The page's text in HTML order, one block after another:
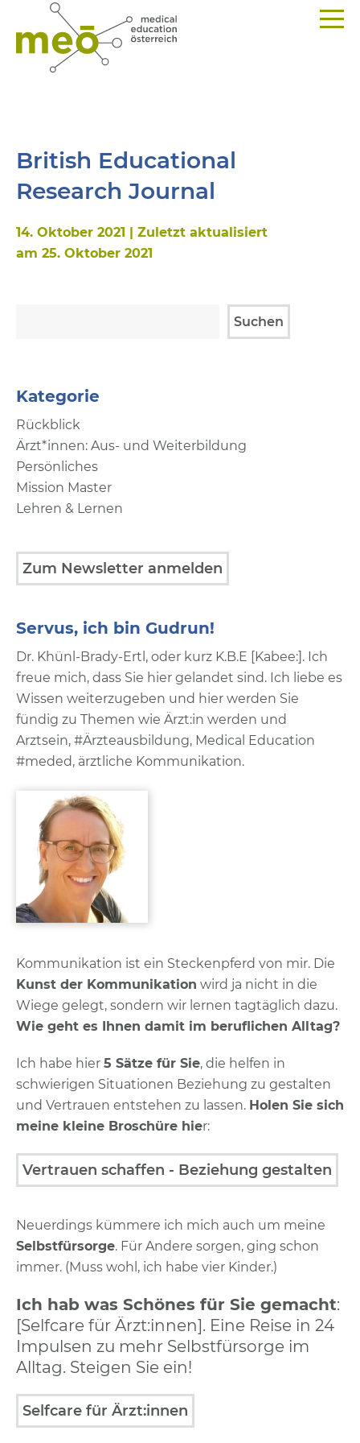
British Educational
Research Journal
14. Oktober 2021 | Zuletzt aktualisiert
am 25. Oktober 2021
Suchen
Kategorie
Rückblick
Ärzt*innen: Aus- und Weiterbildung
Persönliches
Mission Master
Lehren & Lernen
Zum Newsletter anmelden
Servus, ich bin Gudrun!
Dr. Khünl-Brady-Ertl, oder kurz K.B.E [Kabee:]. Ich
freue mich, dass Sie hier gelandet sind. Ich liebe es
Wissen weiterzugeben und hier werden Sie
fündig zu Themen wie Ärzt:in werden und
Arztsein, #Ärzteausbildung, Medical Education
#meded, ärztliche Kommunikation.
Kommunikation ist ein Steckenpferd von mir. Die
Kunst der Kommunikation wird ja nicht in die
Wiege gelegt, sondern wir lernen tagtäglich dazu.
Wie geht es Ihnen damit im beruflichen Alltag?
Ich habe hier 5 Sätze für Sie, die helfen in
schwierigen Situationen Beziehung zu gestalten
und Vertrauen entstehen zu lassen. Holen Sie sich
meine kleine Broschüre hier:
Vertrauen schaffen - Beziehung gestalten
Neuerdings kümmere ich mich auch um meine
Selbstfürsorge. Für Andere sorgen, ging schon
immer. (Muss wohl, ich habe vier Kinder.)
Ich hab was Schönes für Sie gemacht:
[Selfcare für Ärzt:innen]. Eine Reise in 24
Impulsen zu mehr Selbstfürsorge im
Alltag. Steigen Sie ein!
Selfcare für Ärzt:innen